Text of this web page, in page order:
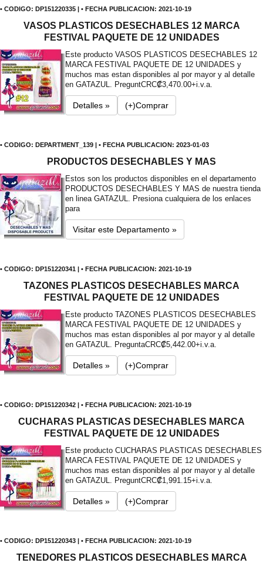
• CODIGO: DP151220335 | • FECHA PUBLICACION: 2021-10-19
VASOS PLASTICOS DESECHABLES 12 MARCA
FESTIVAL PAQUETE DE 12 UNIDADES
Este producto VASOS PLASTICOS DESECHABLES 12
MARCA FESTIVAL PAQUETE DE 12 UNIDADES y
muchos mas estan disponibles al por mayor y al detalle
en GATAZUL. PreguntCRC₡3,470.00+i.v.a.
Detalles » (+)Comprar
• CODIGO: DEPARTMENT_139 | • FECHA PUBLICACION: 2023-01-03
PRODUCTOS DESECHABLES Y MAS
Estos son los productos disponibles en el departamento
PRODUCTOS DESECHABLES Y MAS de nuestra tienda
en linea GATAZUL. Presiona cualquiera de los enlaces
para
Visitar este Departamento »
• CODIGO: DP151220341 | • FECHA PUBLICACION: 2021-10-19
TAZONES PLASTICOS DESECHABLES MARCA
FESTIVAL PAQUETE DE 12 UNIDADES
Este producto TAZONES PLASTICOS DESECHABLES
MARCA FESTIVAL PAQUETE DE 12 UNIDADES y
muchos mas estan disponibles al por mayor y al detalle
en GATAZUL. PreguntaCRC₡5,442.00+i.v.a.
Detalles » (+)Comprar
• CODIGO: DP151220342 | • FECHA PUBLICACION: 2021-10-19
CUCHARAS PLASTICAS DESECHABLES MARCA
FESTIVAL PAQUETE DE 12 UNIDADES
Este producto CUCHARAS PLASTICAS DESECHABLES
MARCA FESTIVAL PAQUETE DE 12 UNIDADES y
muchos mas estan disponibles al por mayor y al detalle
en GATAZUL. PreguntCRC₡1,991.15+i.v.a.
Detalles » (+)Comprar
• CODIGO: DP151220343 | • FECHA PUBLICACION: 2021-10-19
TENEDORES PLASTICOS DESECHABLES MARCA